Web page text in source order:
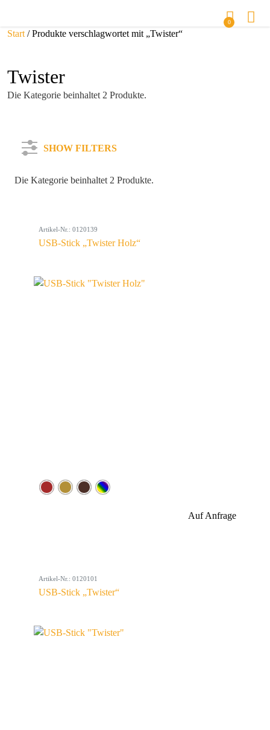
0
Start / Produkte verschlagwortet mit „Twister“
Twister
Die Kategorie beinhaltet 2 Produkte.
SHOW FILTERS
Farbe
Die Kategorie beinhaltet 2 Produkte.
Artikel-Nr.: 0120139
USB-Stick „Twister Holz“
Auf Anfrage
Artikel-Nr.: 0120101
USB-Stick „Twister“